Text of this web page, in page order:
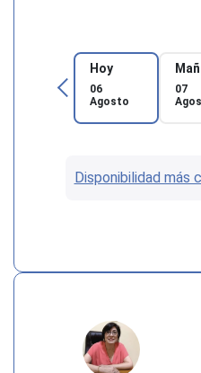
Hoy
06
Agosto
07
Disponibilidad más